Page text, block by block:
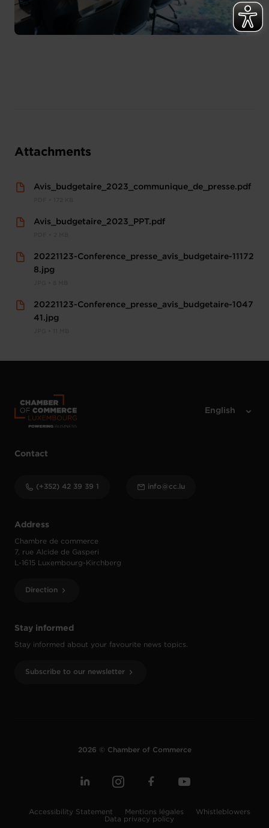
Attachments
Avis_budgetaire_2023_communique_de_presse.pdf
Avis_budgetaire_2023_PPT.pdf
20221123-Conference_presse_avis_budgetaire-11172
8.jpg
20221123-Conference_presse_avis_budgetaire-1047
41.jpg
Stay informed
Stay informed about your favourite news topics.
Subscribe to our newsletter
Address
Chambre de commerce
7, rue Alcide de Gasperi
L-1615 Luxembourg-Kirchberg
Direction
Contact
(+352) 42 39 39 1 info@cc.lu
2026 © Chamber of Commerce
Accessibility Statement Mentions légales
Whistleblowers
Data privacy policy